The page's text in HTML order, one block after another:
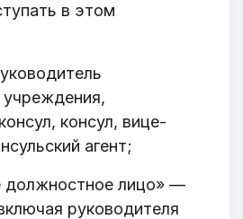
в этом
учреждения,
консул, вице-
агент;
должностное лицо» —
руководителя